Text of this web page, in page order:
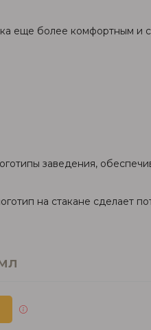
еще более комфортным и
заведения,
на стакане сделает